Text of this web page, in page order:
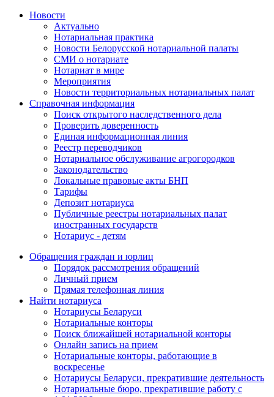
Новости
Актуально
Нотариальная практика
Новости Белорусской нотариальной палаты
СМИ о нотариате
Нотариат в мире
Мероприятия
Новости территориальных нотариальных палат
Справочная информация
Поиск открытого наследственного дела
Проверить доверенность
Единая информационная линия
Реестр переводчиков
Нотариальное обслуживание агрогородков
Законодательство
Локальные правовые акты БНП
Тарифы
Депозит нотариуса
Публичные реестры нотариальных палат
иностранных государств
Нотариус - детям
Обращения граждан и юрлиц
Порядок рассмотрения обращений
Личный прием
Прямая телефонная линия
Найти нотариуса
Нотариусы Беларуси
Нотариальные конторы
Поиск ближайшей нотариальной конторы
Онлайн запись на прием
Нотариальные конторы, работающие в
воскресенье
Нотариусы Беларуси, прекратившие деятельность
Нотариальные бюро, прекратившие работу с